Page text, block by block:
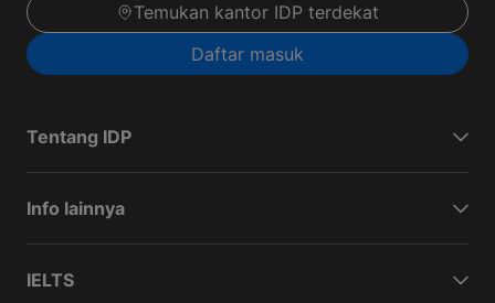
Temukan kantor IDP terdekat
Daftar masuk
Tentang IDP
Info lainnya
IELTS